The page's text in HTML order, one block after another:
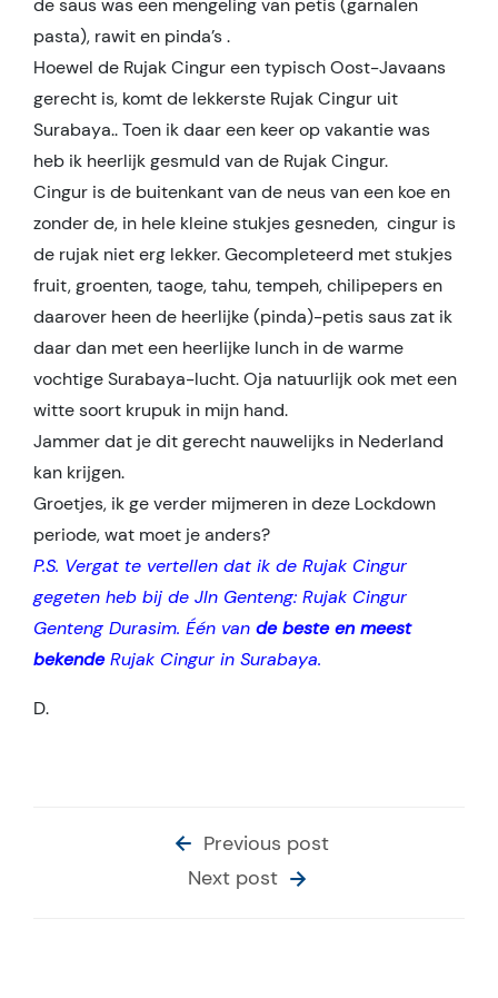
de saus was een mengeling van petis (garnalen
pasta), rawit en pinda’s .
Hoewel de Rujak Cingur een typisch Oost-Javaans
gerecht is, komt de lekkerste Rujak Cingur uit
Surabaya.. Toen ik daar een keer op vakantie was
heb ik heerlijk gesmuld van de Rujak Cingur.
Cingur is de buitenkant van de neus van een koe en
zonder de, in hele kleine stukjes gesneden, cingur is
de rujak niet erg lekker. Gecompleteerd met stukjes
fruit, groenten, taoge, tahu, tempeh, chilipepers en
daarover heen de heerlijke (pinda)-petis saus zat ik
daar dan met een heerlijke lunch in de warme
vochtige Surabaya-lucht. Oja natuurlijk ook met een
witte soort krupuk in mijn hand.
Jammer dat je dit gerecht nauwelijks in Nederland
kan krijgen.
Groetjes, ik ge verder mijmeren in deze Lockdown
periode, wat moet je anders?
P.S. Vergat te vertellen dat ik de Rujak Cingur
gegeten heb bij de Jln Genteng: Rujak Cingur
Genteng Durasim. Één van de beste en meest
bekendeRujak Cingur in Surabaya.
D.
Previous post
Next post